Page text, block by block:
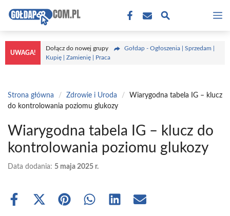
treści
UWAGA!
Dołącz do nowej grupy
Gołdap - Ogłoszenia | Sprzedam |
Kupię | Zamienię | Praca
Strona główna / Zdrowie i Uroda /
Wiarygodna tabela IG – klucz
do kontrolowania poziomu glukozy
Wiarygodna tabela IG – klucz do
kontrolowania poziomu glukozy
Data dodania: 5 maja 2025 r.
Share
Share Share Share Share Share